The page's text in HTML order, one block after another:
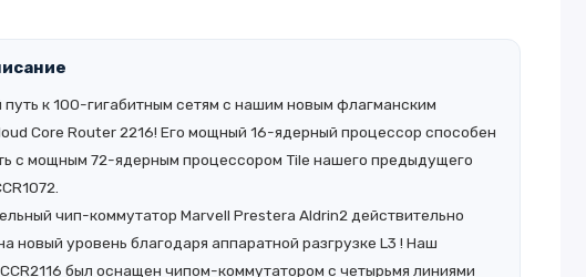
путь к 100-гигабитным сетям с нашим новым флагманским
Core Router 2216! Его мощный 16-ядерный процессор способен
с мощным 72-ядерным процессором Tile нашего предыдущего
чип-коммутатор Marvell Prestera Aldrin2 действительно
новый уровень благодаря аппаратной разгрузке L3 ! Наш
был оснащен чипом-коммутатором с четырьмя линиями